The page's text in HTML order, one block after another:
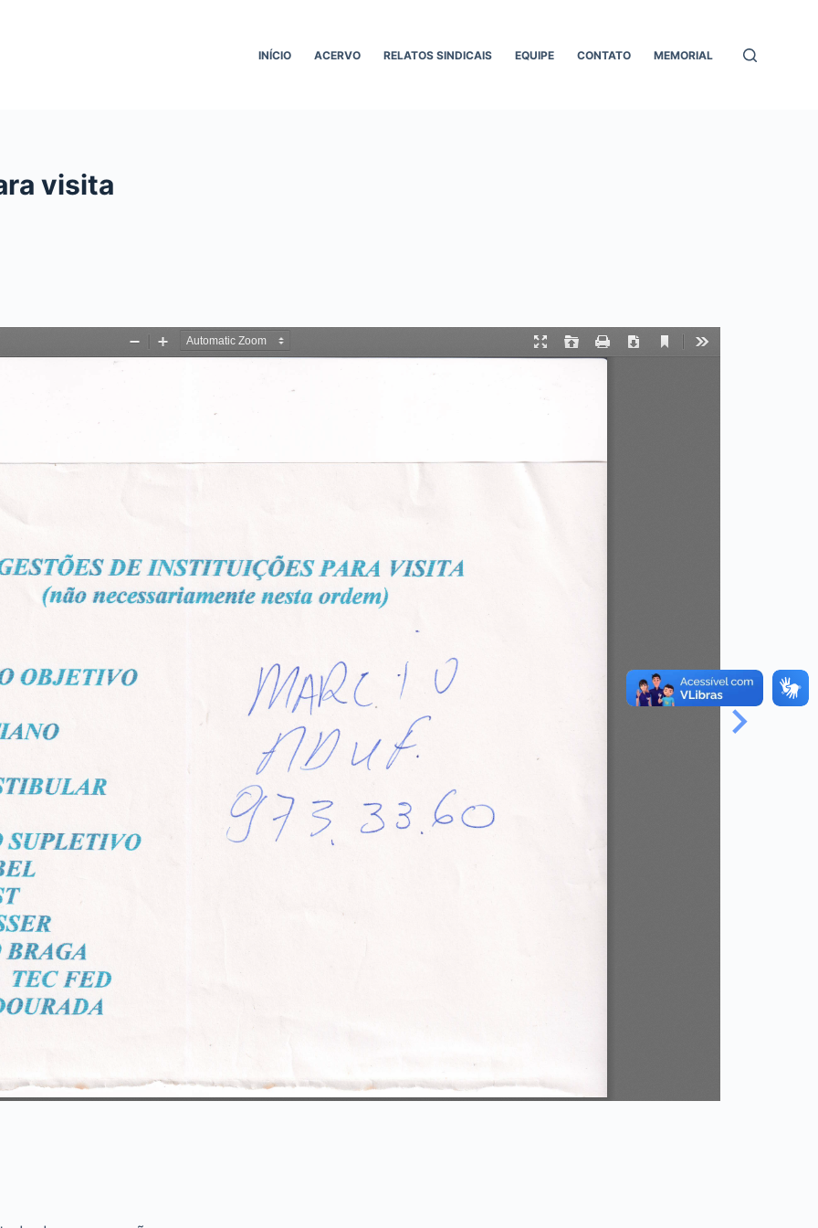
INÍCIO ACERVO RELATOS SINDICAIS EQUIPE CONTATO MEMORIAL
visita